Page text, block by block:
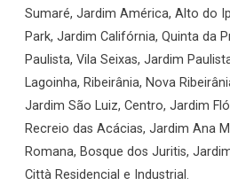
Sumaré, Jardim América, Alto do
Park, Jardim Califórnia, Quinta da
Paulista, Vila Seixas, Jardim
Lagoinha, Ribeirânia, Nova
Jardim São Luiz, Centro, Jardim
Recreio das Acácias, Jardim Ana
Romana, Bosque dos Juritis,
Città Residencial e Industrial.